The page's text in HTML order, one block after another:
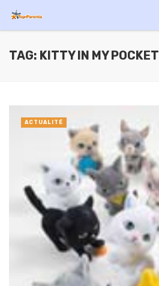
TAG: KITTY IN MY POCKET
ACTUALITÉ